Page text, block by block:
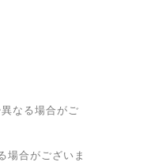
なる場合がご
場合がございま